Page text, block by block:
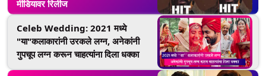
मीडियावर रिलीज
Celeb Wedding: 2021 मध्ये
"या"कलाकारांनी उरकले लग्न, अनेकांनी
गुपचूप लग्न करून चाहत्यांना दिला धक्का